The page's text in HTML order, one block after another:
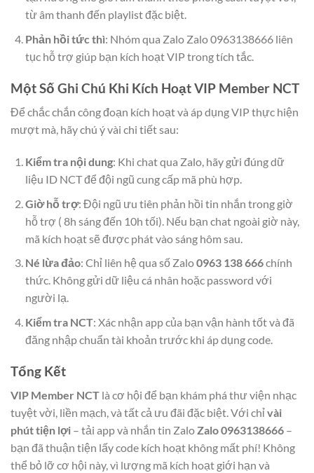
từ âm thanh đến playlist đặc biệt.
Phản hồi tức thì: Nhóm qua Zalo Zalo 0963138666 liên
tục hỗ trợ giúp bạn kích hoạt VIP trong tích tắc.
Một Số Ghi Chú Khi Kích Hoạt VIP Member NCT
Để chắc chắn công đoạn kích hoạt và áp dụng VIP thực hiện
mượt mà, hãy chú ý vài chi tiết sau:
Kiểm tra nội dung: Khi chat qua Zalo, hãy gửi đúng dữ
liệu ID NCT để đội ngũ cung cấp mã phù hợp.
Giờ hỗ trợ: Đội ngũ ưu tiên phản hồi tin nhắn trong giờ
hỗ trợ ( 8h sáng đến 10h tối). Nếu bạn chat ngoài giờ này,
mã kích hoạt sẽ được phát vào sáng hôm sau.
Né lừa đảo: Chỉ liên hệ qua số Zalo0963 138 666chính
thức. Không gửi dữ liệu cá nhân hoặc password với
người lạ.
Kiểm tra NCT: Xác nhận app của bạn vận hành tốt và đã
đăng nhập chuẩn tài khoản trước khi áp dụng code.
Tổng Kết
VIP Member NCT là cơ hội để bạn khám phá thư viện nhạc
tuyệt vời, liền mạch, và tất cả ưu đãi đặc biệt. Với chỉvài
phút tiện lợi – tải app và nhắn tin ZaloZalo 0963138666 –
bạn đã thuận tiện lấy code kích hoạt không mất phí! Không
thể bỏ lỡ cơ hội này, vì lượng mã kích hoạt giới hạn và